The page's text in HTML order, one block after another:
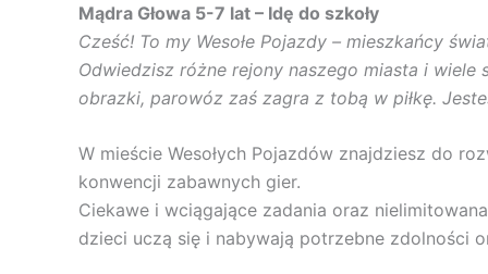
Mądra Głowa 5-7 lat – Idę do szkoły
Cześć! To my Wesołe Pojazdy – mieszkańcy
Odwiedzisz różne rejony naszego miasta i
obrazki, parowóz zaś zagra z tobą w piłkę.
W mieście Wesołych Pojazdów znajdziesz do
konwencji zabawnych gier.
Ciekawe i wciągające zadania oraz
dzieci uczą się i nabywają potrzebne zdolności